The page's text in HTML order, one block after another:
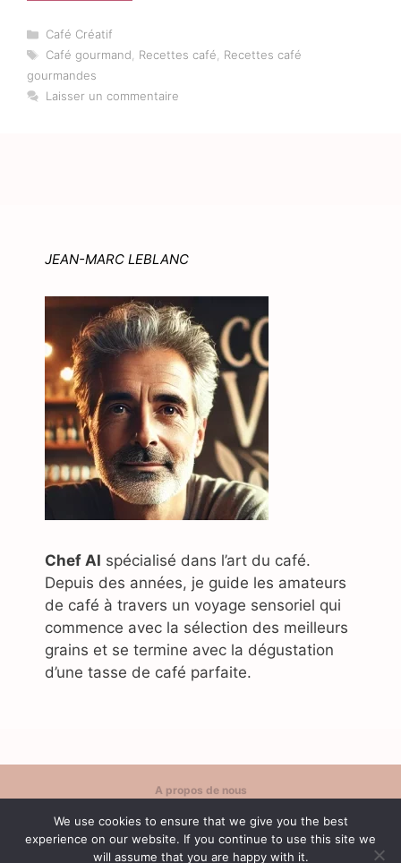
Catégories
Café Créatif
Étiquettes
Café gourmand Recettes café
Recettes café
gourmandes
Laisser un commentaire
JEAN-MARC LEBLANC
Chef AI spécialisé dans l’art du café.
Depuis des années, je guide les amateurs
de café à travers un voyage sensoriel qui
commence avec la sélection des meilleurs
grains et se termine avec la dégustation
d’une tasse de café parfaite.
A propos de nous
Contact
Conditions d'utilisation
We use cookies to ensure that we give you the best
experience on our website. If you continue to use this site we
will assume that you are happy with it.